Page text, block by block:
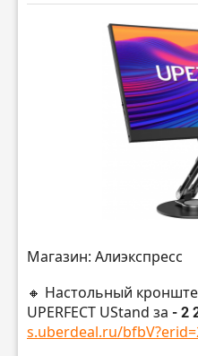
Магазин: Алиэкспресс
🔸 Настольный
UPERFECT UStand за - 2
s.uberdeal.ru/